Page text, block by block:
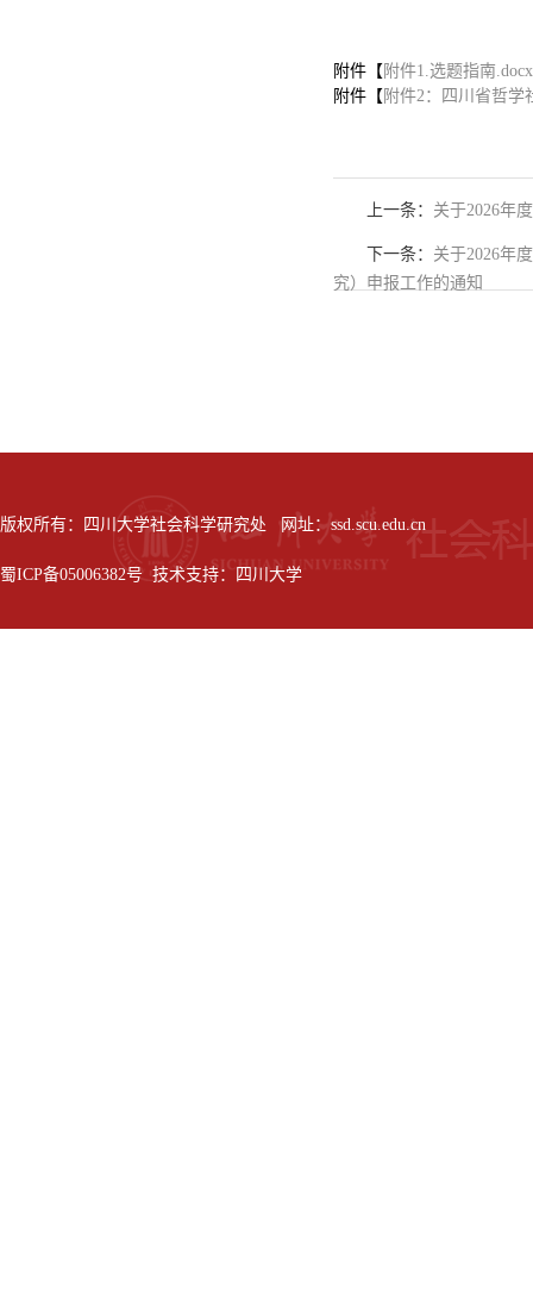
附件【 附件1.选题指南.docx
附件【 附件2：四川省哲学
上一条： 关于2026年
下一条： 关于2026年
究）申报工作的通知
版权所有：四川大学社会科学研究处 网址：ssd.scu.edu.cn
蜀ICP备05006382号 技术支持：四川大学